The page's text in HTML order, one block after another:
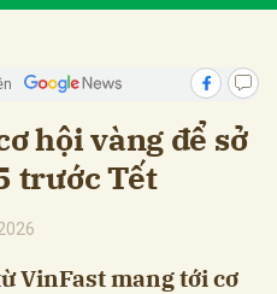
hội vàng để sở
trước Tết
VinFast mang tới cơ
Hủy